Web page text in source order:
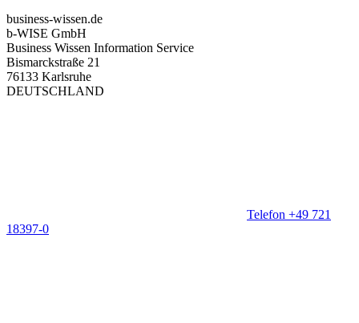
business-wissen.de
b-WISE GmbH
Business Wissen Information Service
Bismarckstraße 21
76133 Karlsruhe
DEUTSCHLAND
Telefon +49 721
18397-0